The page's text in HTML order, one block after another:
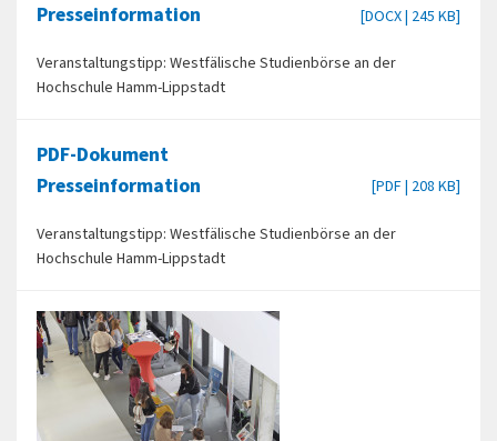
Presseinformation
[DOCX | 245 KB]
Veranstaltungstipp: Westfälische Studienbörse an der
Hochschule Hamm-Lippstadt
PDF-Dokument
Presseinformation
[PDF | 208 KB]
Veranstaltungstipp: Westfälische Studienbörse an der
Hochschule Hamm-Lippstadt